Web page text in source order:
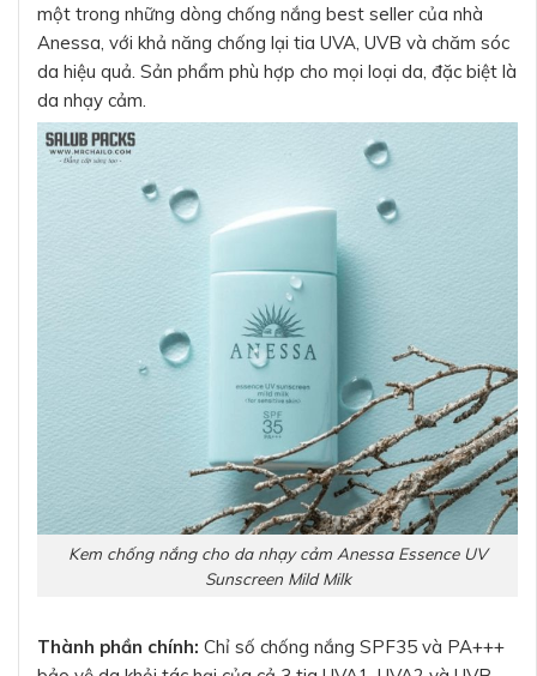
một trong những dòng chống nắng best seller của nhà
Anessa, với khả năng chống lại tia UVA, UVB và chăm sóc
da hiệu quả. Sản phẩm phù hợp cho mọi loại da, đặc biệt là
da nhạy cảm.
Kem chống nắng cho da nhạy cảm Anessa Essence UV
Sunscreen Mild Milk
Thành phần chính: Chỉ số chống nắng SPF35 và PA+++